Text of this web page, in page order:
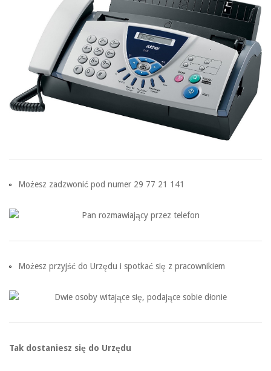
Możesz zadzwonić pod numer 29 77 21 141
Możesz przyjść do Urzędu i spotkać się z pracownikiem
Tak dostaniesz się do Urzędu